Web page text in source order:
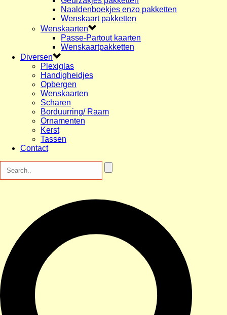
Naaldenboekjes enzo pakketten
Wenskaart pakketten
Wenskaarten
Passe-Partout kaarten
Wenskaartpakketten
Diversen
Plexiglas
Handigheidjes
Opbergen
Wenskaarten
Scharen
Borduurring/ Raam
Ornamenten
Kerst
Tassen
Contact